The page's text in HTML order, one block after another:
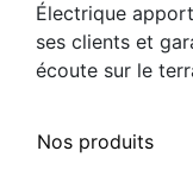
Électrique
ses clients et
écoute sur le
Nos produits